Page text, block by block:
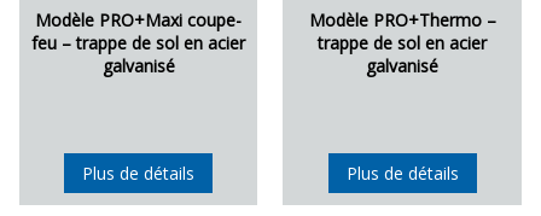
Modèle PRO+Maxi coupe-
feu – trappe de sol en acier
galvanisé
Plus de détails
Modèle PRO+Thermo –
trappe de sol en acier
galvanisé
Plus de détails